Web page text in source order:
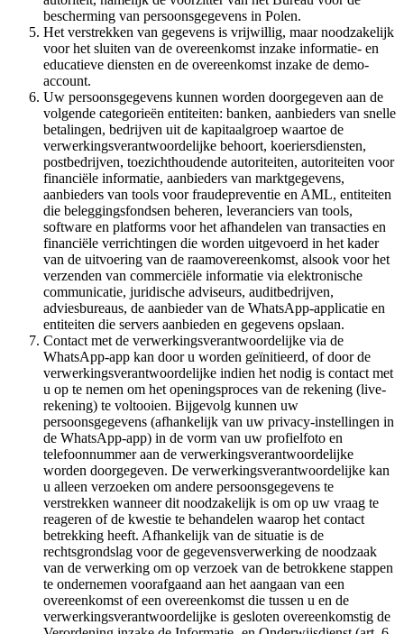
bescherming van persoonsgegevens in Polen.
Het verstrekken van gegevens is vrijwillig, maar noodzakelijk
voor het sluiten van de overeenkomst inzake informatie- en
educatieve diensten en de overeenkomst inzake de demo-
account.
Uw persoonsgegevens kunnen worden doorgegeven aan de
volgende categorieën entiteiten: banken, aanbieders van snelle
betalingen, bedrijven uit de kapitaalgroep waartoe de
verwerkingsverantwoordelijke behoort, koeriersdiensten,
postbedrijven, toezichthoudende autoriteiten, autoriteiten voor
financiële informatie, aanbieders van marktgegevens,
aanbieders van tools voor fraudepreventie en AML, entiteiten
die beleggingsfondsen beheren, leveranciers van tools,
software en platforms voor het afhandelen van transacties en
financiële verrichtingen die worden uitgevoerd in het kader
van de uitvoering van de raamovereenkomst, alsook voor het
verzenden van commerciële informatie via elektronische
communicatie, juridische adviseurs, auditbedrijven,
adviesbureaus, de aanbieder van de WhatsApp-applicatie en
entiteiten die servers aanbieden en gegevens opslaan.
Contact met de verwerkingsverantwoordelijke via de
WhatsApp-app kan door u worden geïnitieerd, of door de
verwerkingsverantwoordelijke indien het nodig is contact met
u op te nemen om het openingsproces van de rekening (live-
rekening) te voltooien. Bijgevolg kunnen uw
persoonsgegevens (afhankelijk van uw privacy-instellingen in
de WhatsApp-app) in de vorm van uw profielfoto en
telefoonnummer aan de verwerkingsverantwoordelijke
worden doorgegeven. De verwerkingsverantwoordelijke kan
u alleen verzoeken om andere persoonsgegevens te
verstrekken wanneer dit noodzakelijk is om op uw vraag te
reageren of de kwestie te behandelen waarop het contact
betrekking heeft. Afhankelijk van de situatie is de
rechtsgrondslag voor de gegevensverwerking de noodzaak
van de verwerking om op verzoek van de betrokkene stappen
te ondernemen voorafgaand aan het aangaan van een
overeenkomst of een overeenkomst die tussen u en de
verwerkingsverantwoordelijke is gesloten overeenkomstig de